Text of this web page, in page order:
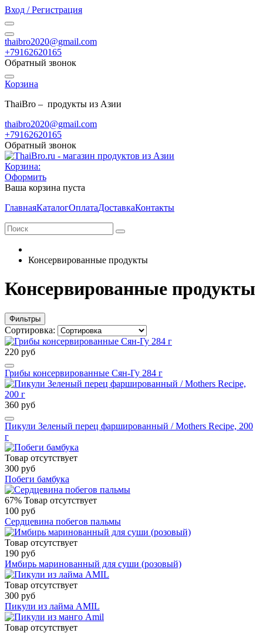
Вход / Регистрация
thaibro2020@gmail.com
+79162620165
Обратный звонок
Корзина
ThaiBro – продукты из Азии
thaibro2020@gmail.com
+79162620165
Обратный звонок
Корзина:
Оформить
Ваша корзина пуста
ГлавнаяКаталогОплатаДоставкаКонтакты
Консервированные продукты
Консервированные продукты
Фильтры
Сортировка:
220 руб
Грибы консервированные Сян-Гу 284 г
360 руб
Пикули Зеленый перец фаршированный / Mothers Recipe, 200
г
Товар отсутствует
300 руб
Побеги бамбука
67% Товар отсутствует
100 руб
Сердцевина побегов пальмы
Товар отсутствует
190 руб
Имбирь маринованный для суши (розовый)
Товар отсутствует
300 руб
Пикули из лайма AMIL
Товар отсутствует